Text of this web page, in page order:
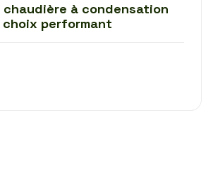
chaudière à condensation
choix performant